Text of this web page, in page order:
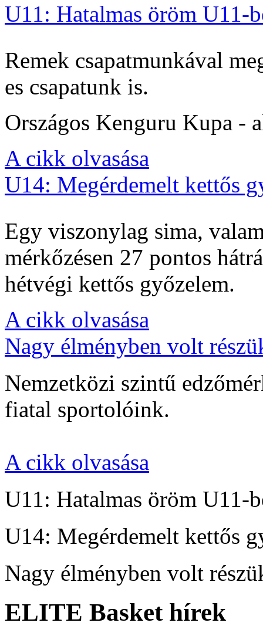
U11: Hatalmas öröm U11-
Remek csapatmunkával
es csapatunk is.
Országos Kenguru Kupa -
A cikk olvasása
U14: Megérdemelt kettős
Egy viszonylag sima,
mérkőzésen 27 pontos
hétvégi kettős győzelem.
A cikk olvasása
Nagy élményben volt
Nemzetközi szintű
fiatal sportolóink.
A cikk olvasása
U11: Hatalmas öröm U11-
U14: Megérdemelt kettős
Nagy élményben volt
ELITE Basket hírek